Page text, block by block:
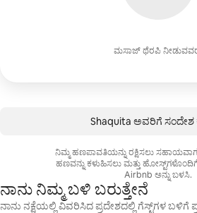
ಮಸಾಜ್ ಥೆರಪಿ
Shaquita ಅವರಿಗೆ ಸಂದೇಶ
ನಿಮ್ಮ ಹಣಪಾವತಿಯನ್ನು ರಕ್ಷಿಸಲು
ಹಣವನ್ನು ಕಳುಹಿಸಲು ಮತ್ತು
Airbnb ಅನ್ನು ಬಳಸಿ.
ನಾನು ನಿಮ್ಮ ಬಳಿ ಬರುತ್ತೇನೆ
ನಾನು ನಕ್ಷೆಯಲ್ಲಿ ವಿವರಿಸಿದ ಪ್ರದೇಶದಲ್ಲಿ ಗೆಸ್ಟ್‌ಗಳ ಬಳಿಗೆ